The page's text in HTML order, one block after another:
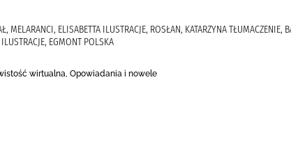
MELARANCI, ELISABETTA ILUSTRACJE, ROSŁAN, KATARZYNA
EGMONT POLSKA
wirtualna, Opowiadania i nowele